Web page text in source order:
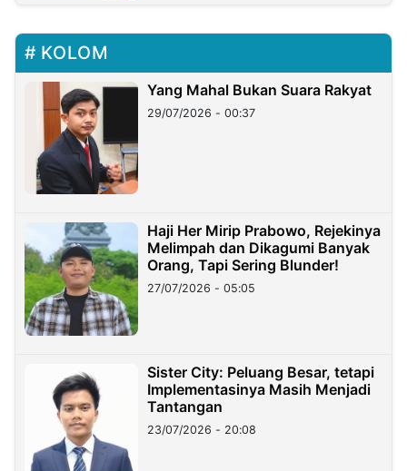
KOLOM
Yang Mahal Bukan Suara Rakyat
29/07/2026 - 00:37
Haji Her Mirip Prabowo, Rejekinya
Melimpah dan Dikagumi Banyak
Orang, Tapi Sering Blunder!
27/07/2026 - 05:05
Sister City: Peluang Besar, tetapi
Implementasinya Masih Menjadi
Tantangan
23/07/2026 - 20:08